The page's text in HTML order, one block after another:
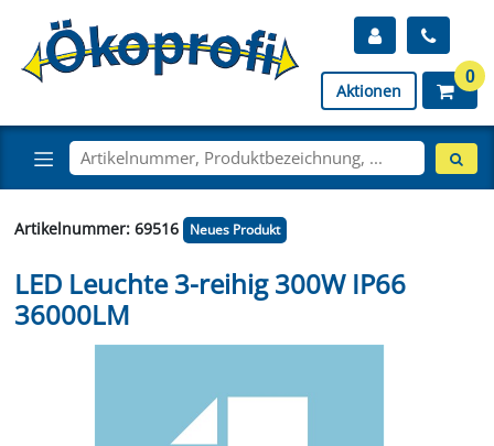
Aktionen
0
Artikelnummer: 69516 Neues Produkt
LED Leuchte 3-reihig 300W IP66
36000LM